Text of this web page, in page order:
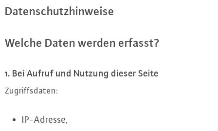
Da­ten­schutz­hin­wei­se
Welche Daten werden erfasst?
1. Bei Aufruf und Nutzung dieser Seite
Zu­griffs­da­ten:
IP-Adres­se,